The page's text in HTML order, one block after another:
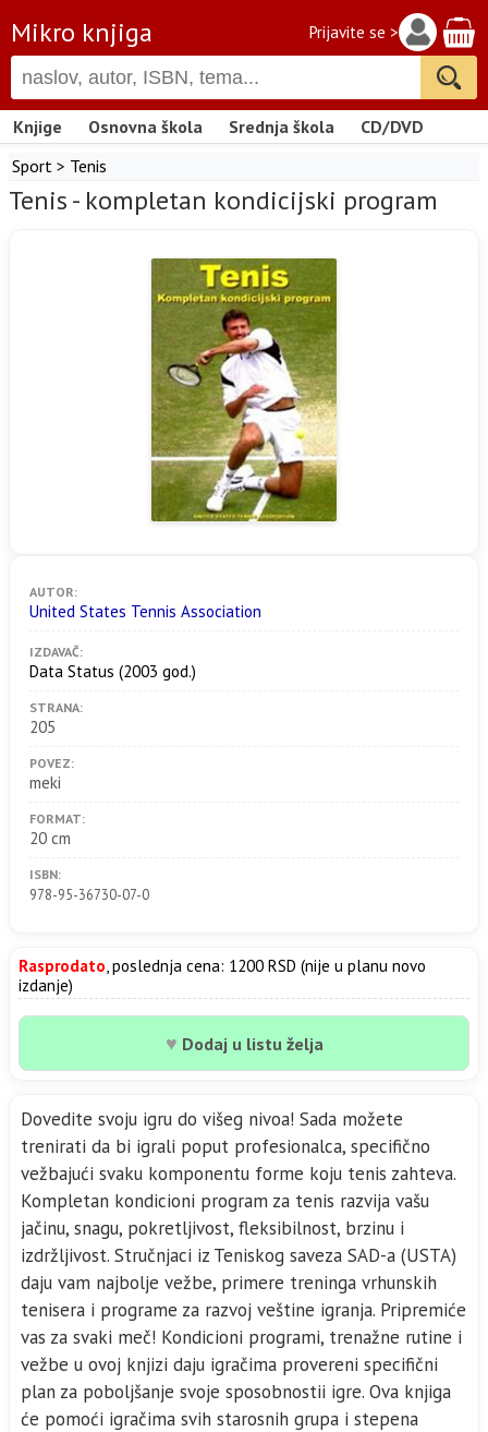
Mikro knjiga Prijavite se >
Knjige Osnovna škola Srednja škola
CD/DVD
Sport > Tenis
Tenis - kompletan kondicijski program
AUTOR:
United States Tennis Association
IZDAVAČ:
Data Status (2003 god.)
STRANA:
205
POVEZ:
meki
FORMAT:
20 cm
ISBN:
978-95-36730-07-0
Rasprodato , poslednja cena: 1200 RSD (nije u planu novo
izdanje)
♥ Dodaj u listu želja
Dovedite svoju igru do višeg nivoa! Sada možete
trenirati da bi igrali poput profesionalca, specifično
vežbajući svaku komponentu forme koju tenis zahteva.
Kompletan kondicioni program za tenis razvija vašu
jačinu, snagu, pokretljivost, fleksibilnost, brzinu i
izdržljivost. Stručnjaci iz Teniskog saveza SAD-a (USTA)
daju vam najbolje vežbe, primere treninga vrhunskih
tenisera i programe za razvoj veštine igranja. Pripremiće
vas za svaki meč! Kondicioni programi, trenažne rutine i
vežbe u ovoj knjizi daju igračima provereni specifični
plan za poboljšanje svoje sposobnostii igre. Ova knjiga
će pomoći igračima svih starosnih grupa i stepena